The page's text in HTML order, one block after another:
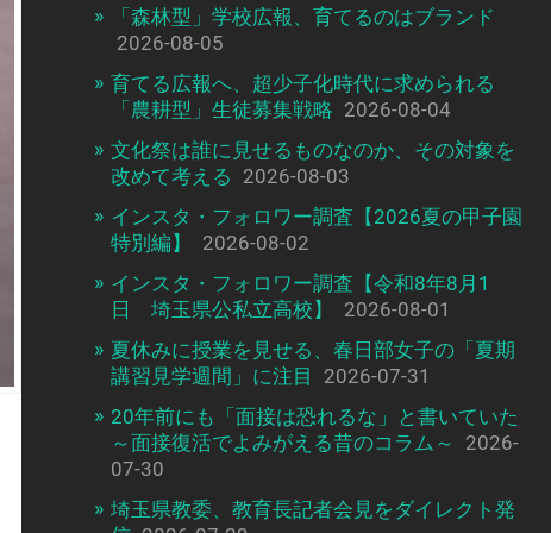
「森林型」学校広報、育てるのはブランド
2026-08-05
育てる広報へ、超少子化時代に求められる
「農耕型」生徒募集戦略 2026-08-04
文化祭は誰に見せるものなのか、その対象を
改めて考える 2026-08-03
インスタ・フォロワー調査【2026夏の甲子園
特別編】
2026-08-02
インスタ・フォロワー調査【令和8年8月1
日 埼玉県公私立高校】
2026-08-01
夏休みに授業を見せる、春日部女子の「夏期
講習見学週間」に注目
2026-07-31
20年前にも「面接は恐れるな」と書いていた
～面接復活でよみがえる昔のコラム～
2026-
07-30
埼玉県教委、教育長記者会見をダイレクト発